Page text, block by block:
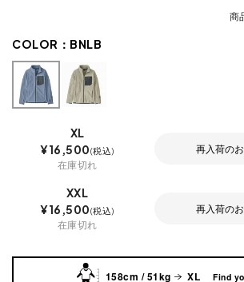
商
COLOR： BNLB
XL
¥16,500 税込
在庫切れ
再入荷の
XXL
¥16,500 税込
在庫切れ
再入荷の
158cm / 51kg XL Find